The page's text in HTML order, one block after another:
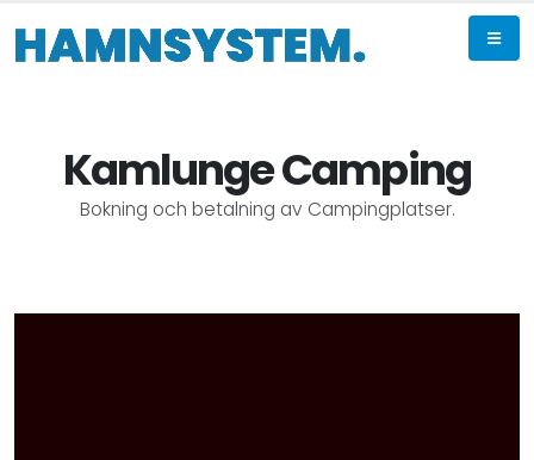
Kamlunge Camping
Bokning och betalning av Campingplatser.